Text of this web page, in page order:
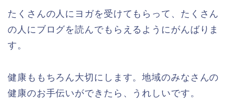
たくさんの人にヨガを受けてもらって、たくさん
の人にブログを読んでもらえるようにがんばりま
す。
健康ももちろん大切にします。地域のみなさんの
健康のお手伝いができたら、うれしいです。